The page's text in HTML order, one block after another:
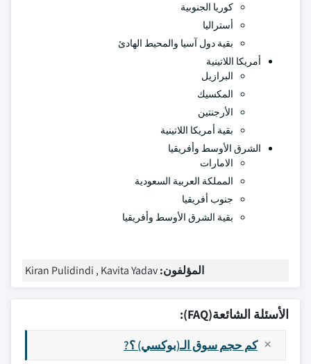
كوريا الجنوبية
أستراليا
بقية دول آسيا والمحيط الهادئ
أمريكا اللاتينية
البرازيل
المكسيك
الأرجنتين
بقية أمريكا اللاتينية
الشرق الأوسط وأفريقيا
الامارات
المملكة العربية السعودية
جنوب أفريقيا
بقية الشرق الأوسط وأفريقيا
المؤلفون:Kiran Pulidindi , Kavita Yadav
الأسئلة الشائعة(FAQ):
كم حجم سوق الـ(بوكسي) ؟?